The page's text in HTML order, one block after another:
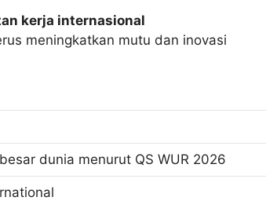
kerja internasional
meningkatkan mutu dan inovasi
dunia menurut QS WUR 2026